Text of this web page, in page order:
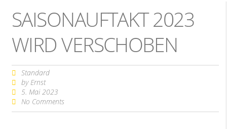
SAISONAUFTAKT 2023
WIRD VERSCHOBEN
Standard
by Ernst
5. Mai 2023
No Comments